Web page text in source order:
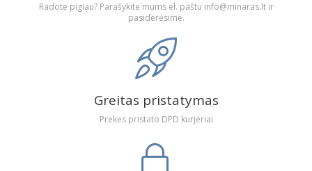
Radote pigiau? Parašykite mums el. paštu info@minaras.lt ir
pasiderėsime.
Greitas pristatymas
Prekes pristato DPD kurjeriai